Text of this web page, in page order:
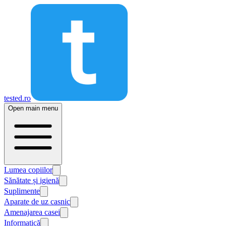
tested.ro
Open main menu
Lumea copiilor
Sănătate și igienă
Suplimente
Aparate de uz casnic
Amenajarea casei
Informatică